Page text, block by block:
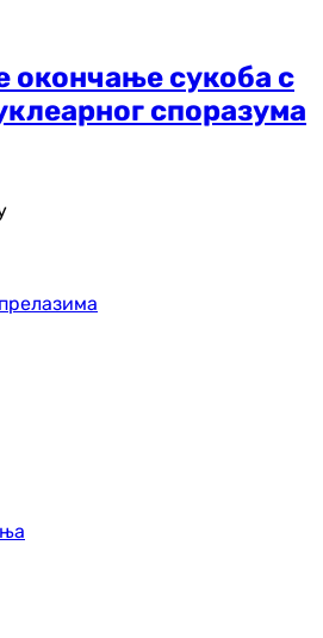
окончање сукоба с
споразума